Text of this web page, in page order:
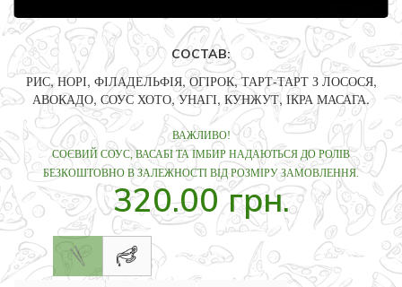
СОСТАВ:
РИС, НОРІ, ФІЛАДЕЛЬФІЯ, ОГІРОК, ТАРТ-ТАРТ З ЛОСОСЯ,
АВОКАДО, СОУС ХОТО, УНАГІ, КУНЖУТ, ІКРА МАСАГА.
ВАЖЛИВО!
СОЄВИЙ СОУС, ВАСАБІ ТА ІМБИР НАДАЮТЬСЯ ДО РОЛІВ
БЕЗКОШТОВНО В ЗАЛЕЖНОСТІ ВІД РОЗМІРУ ЗАМОВЛЕННЯ.
320.00 грн.